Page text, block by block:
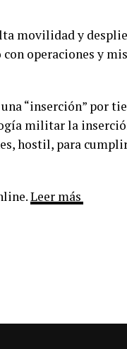
movilidad y
operaciones y
“inserción” por
militar la
hostil, para
Leer más